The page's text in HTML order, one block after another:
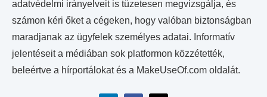
adatvédelmi irányelveit is tüzetesen megvizsgálja, és
számon kéri őket a cégeken, hogy valóban biztonságban
maradjanak az ügyfelek személyes adatai. Informatív
jelentéseit a médiában sok platformon közzétették,
beleértve a hírportálokat és a MakeUseOf.com oldalát.